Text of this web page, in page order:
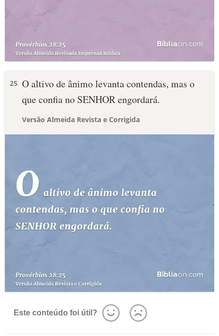
25 O altivo de ânimo levanta contendas, mas o
que confia no SENHOR engordará.
Versão Almeida Revista e Corrigida
Este conteúdo foi útil?